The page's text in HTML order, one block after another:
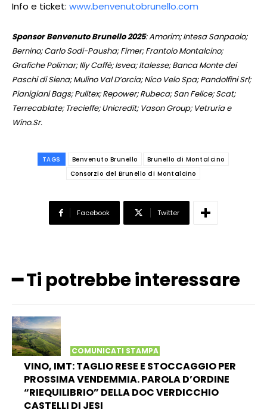
Info e ticket: www.benvenutobrunello.com
Sponsor Benvenuto Brunello 2025: Amorim; Intesa Sanpaolo;
Bernino; Carlo Sodi-Pausha; Fimer; Frantoio Montalcino;
Grafiche Polimar; Illy Caffè; Isvea; Italesse; Banca Monte dei
Paschi di Siena; Mulino Val D’orcia; Nico Velo Spa; Pandolfini Srl;
Pianigiani Bags; Pulltex; Repower; Rubeca; San Felice; Scat;
Terrecablate; Trecieffe; Unicredit; Vason Group; Vetruria e
Wino.Sr.
TAGS Benvenuto Brunello
Brunello di Montalcino
Consorzio del Brunello di Montalcino
Facebook Twitter
━ Ti potrebbe interessare
COMUNICATI STAMPA
VINO, IMT: TAGLIO RESE E STOCCAGGIO PER
PROSSIMA VENDEMMIA. PAROLA D’ORDINE
“RIEQUILIBRIO” DELLA DOC VERDICCHIO
CASTELLI DI JESI